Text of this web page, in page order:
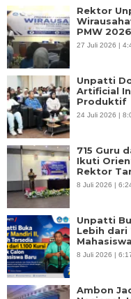
Rektor
PMW 2026
27 Juli 2026 |
Unpatti
Artificial
Produktif
24 Juli 2026 |
715 Guru
Ikuti
Rektor
8 Juli 2026 |
Unpatti
Lebih dari
8 Juli 2026 |
Ambon